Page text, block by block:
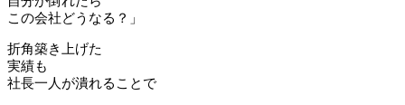
この会社どうなる？」
折角築き上げた
実績も
社長一人が潰れることで